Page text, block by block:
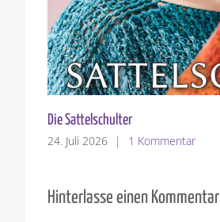
Die Sattelschulter
24. Juli 2026
| 1 Kommentar
Hinterlasse einen Kommentar